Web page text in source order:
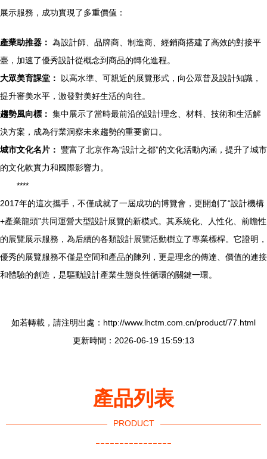
展示服務，成功實現了多重價值：
產業助推器： 為設計師、品牌商、制造商、經銷商搭建了高效的對接平
臺，加速了優秀設計從概念到商品的轉化進程。
大眾美育課堂：
以高水準、可親近的展覽形式，向公眾普及設計知識，
提升審美水平，激發對美好生活的向往。
趨勢風向標： 集中展示了當時最前沿的設計理念、材料、技術和生活解
決方案，成為行業洞察未來趨勢的重要窗口。
城市文化名片：
豐富了北京作為“設計之都”的文化活動內涵，提升了城市
的文化軟實力和國際影響力。
****
2017年的這次攜手，不僅成就了一屆成功的博覽會，更開創了“設計機構
+產業龍頭”共同運營大型設計展覽的新模式。其系統化、人性化、前瞻性
的展覽展示服務，為后續的各類設計展覽活動樹立了專業標桿。它證明，
優秀的展覽服務不僅是空間和產品的陳列，更是理念的傳達、價值的連接
和體驗的創造，是驅動設計產業生態良性循環的關鍵一環。
如若轉載，請注明出處：http://www.lhctm.com.cn/product/77.html
更新時間：2026-06-19 15:59:13
產品列表
PRODUCT
----------------